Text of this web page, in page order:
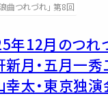
曲つれづれ」 第8回
年12月のつれ
月・五月一秀
太・東京独演